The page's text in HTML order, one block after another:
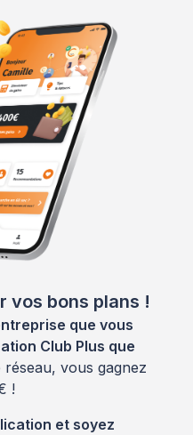
vos bons plans !
que vous
Club Plus que
vous gagnez
!
et soyez